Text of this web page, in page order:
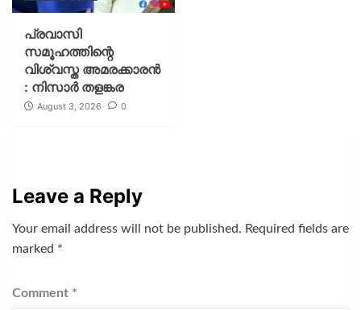
പ്രവാസി
സമൂഹത്തിന്റെ
വിശ്വസ്ത അമരക്കാരൻ
: നിസാർ തളങ്കര
August 3, 2026 0
Leave a Reply
Your email address will not be published. Required fields are
marked *
Comment *